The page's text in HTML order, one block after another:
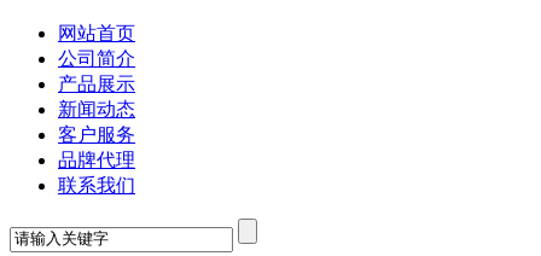
网站首页
公司简介
产品展示
新闻动态
客户服务
品牌代理
联系我们